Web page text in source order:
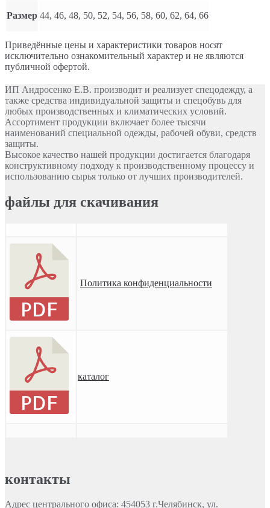
Размер 44, 46, 48, 50, 52, 54, 56, 58, 60, 62, 64, 66
Приведённые цены и характеристики товаров носят
исключительно ознакомительный характер и не являются
публичной офертой.
ИП Андросенко Е.В. производит и реализует спецодежду, а
также средства индивидуальной защиты и спецобувь для
любых производственных и климатических условий.
Ассортимент продукции включает более тысячи
наименований специальной одежды, рабочей обуви, средств
защиты.
Высокое качество нашей продукции достигается благодаря
конструктивному подходу к производственному процессу и
использованию сырья только от лучших производителей.
файлы для скачивания
Политика конфиденциальности
каталог
контакты
Адрес центрального офиса: 454053 г.Челябинск, ул.